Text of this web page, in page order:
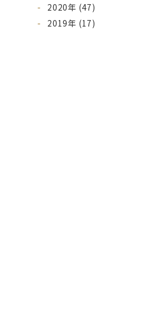
2020年 (47)
2019年 (17)